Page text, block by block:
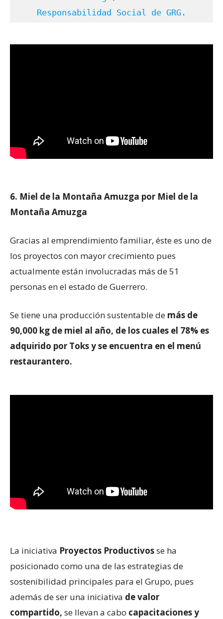
Responsabilidad Social de GRG.
6. Miel de la Montaña Amuzga por Miel de la
Montaña Amuzga
Gracias al emprendimiento familiar, éste es uno de
los proyectos con mayor crecimiento pues
actualmente están involucradas más de 51
personas en el estado de Guerrero.
Se tiene una producción sustentable de más de
90,000 kg de miel al año, de los cuales el 78% es
adquirido por Toks y se encuentra en el menú
restaurantero.
La iniciativa Proyectos Productivosse ha
posicionado como una de las estrategias de
sostenibilidad principales para el Grupo, pues
además de ser una iniciativa de valor
compartido, se llevan a cabo capacitaciones y